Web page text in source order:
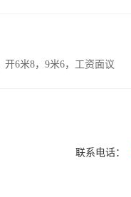
6米8，9米6，工资面议
联系电话：